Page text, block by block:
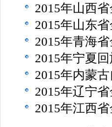
2015年山西
2015年山东
2015年青海
2015年宁夏
2015年内蒙
2015年辽宁
2015年江西